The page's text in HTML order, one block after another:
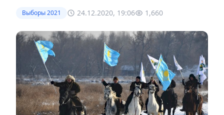
Выборы 2021 24.12.2020, 19:06 1,660